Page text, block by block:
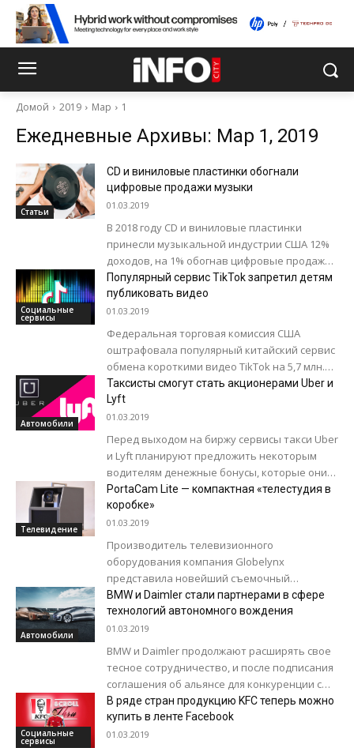
Домой 2019 Мар 1
Ежедневные Архивы: Мар 1, 2019
Статьи
CD и виниловые пластинки обогнали
цифровые продажи музыки
01.03.2019
В 2018 году CD и виниловые пластинки
принесли музыкальной индустрии США 12%
доходов, на 1% обогнав цифровые продажи.
Однако больше всего студии заработали
на...
Социальные
сервисы
Популярный сервис TikTok запретил детям
публиковать видео
01.03.2019
Федеральная торговая комиссия США
оштрафовала популярный китайский сервис
обмена короткими видео TikTok на 5,7 млн.
долларов за нарушение закона о защите
конфиденциальности детей в...
Автомобили
Таксисты смогут стать акционерами Uber и
Lyft
01.03.2019
Перед выходом на биржу сервисы такси Uber
и Lyft планируют предложить некоторым
водителям денежные бонусы, которые они
смогут обменять на акции компаний по
цене...
Телевидение
PortaCam Lite — компактная «телестудия в
коробке»
01.03.2019
Производитель телевизионного
оборудования компания Globelynx
представила новейший съемочный
комплект PortaCam Lite, который, по ее
словам, можно назвать самой маленькой
«телевизионной студией в коробке» на...
Автомобили
BMW и Daimler стали партнерами в сфере
технологий автономного вождения
01.03.2019
BMW и Daimler продолжают расширять свое
тесное сотрудничество, и после подписания
соглашения об альянсе для конкуренции с
Uber, объявили о новом партнерстве,
нацеленном на...
Социальные
сервисы
В ряде стран продукцию KFC теперь можно
купить в ленте Facebook
01.03.2019